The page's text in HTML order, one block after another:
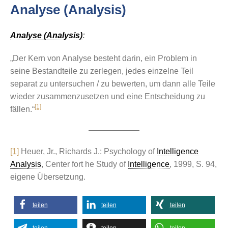
Analyse (Analysis)
Analyse (Analysis):
„Der Kern von Analyse besteht darin, ein Problem in
seine Bestandteile zu zerlegen, jedes einzelne Teil
separat zu untersuchen / zu bewerten, um dann alle Teile
wieder zusammenzusetzen und eine Entscheidung zu
fällen.“[1]
[1] Heuer, Jr., Richards J.: Psychology of Intelligence
Analysis, Center fort he Study of Intelligence, 1999, S. 94,
eigene Übersetzung.
teilen teilen teilen